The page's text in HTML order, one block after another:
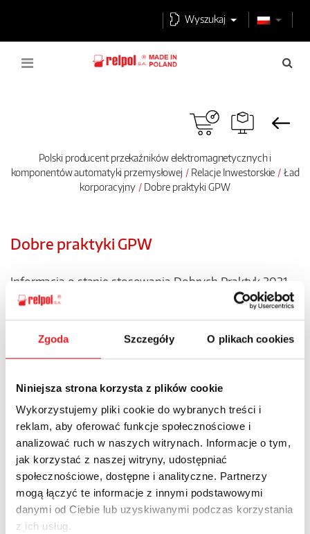
Zgoda Szczegóły O plikach cookies
Niniejsza strona korzysta z plików cookie
Wykorzystujemy pliki cookie do wybranych treści i
reklam, aby oferować funkcje społecznościowe i
analizować ruch w naszych witrynach. Informacje o tym,
jak korzystać z naszej witryny, udostępniać
społecznościowe, dostępne i analityczne. Partnerzy
mogą łączyć te informacje z innymi podstawowymi
danymi od Ciebie lub uzyskiwanymi podczas korzystania
z ich usług.
Wyszukaj
Polski producent przekaźników elektromagnetycznych i
komponentów automatyki przemysłowej
Relacje Inwestorskie
Ład
korporacyjny
Dobre praktyki GPW
Dobre praktyki GPW
Informacja o stanie stosowania Dobrych Praktyk 2021
Nowości Aktualności